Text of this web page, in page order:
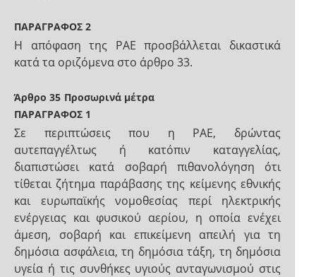
ΠΑΡΑΓΡΑΦΟΣ 2
Η απόφαση της ΡΑΕ προσβάλλεται δικαστικά
κατά τα οριζόμενα στο άρθρο 33.
Άρθρο 35 Προσωρινά μέτρα
ΠΑΡΑΓΡΑΦΟΣ 1
Σε περιπτώσεις που η ΡΑΕ, δρώντας
αυτεπαγγέλτως ή κατόπιν καταγγελίας,
διαπιστώσει κατά σοβαρή πιθανολόγηση ότι
τίθεται ζήτημα παράβασης της κείμενης εθνικής
και ευρωπαϊκής νομοθεσίας περί ηλεκτρικής
ενέργειας και φυσικού αερίου, η οποία ενέχει
άμεση, σοβαρή και επικείμενη απειλή για τη
δημόσια ασφάλεια, τη δημόσια τάξη, τη δημόσια
υγεία ή τις συνθήκες υγιούς ανταγωνισμού στις